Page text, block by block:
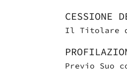
CESSIONE
Il Titolare
Previo Suo